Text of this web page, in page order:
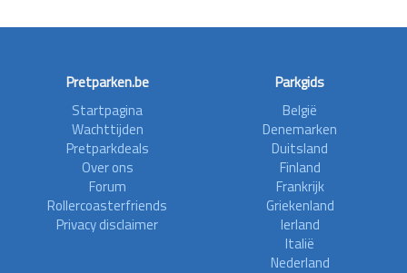
Pretparken.be
Startpagina
Wachttijden
Pretparkdeals
Over ons
Forum
Rollercoasterfriends
Privacy disclaimer
Parkgids
België
Denemarken
Duitsland
Finland
Frankrijk
Griekenland
Ierland
Italië
Nederland